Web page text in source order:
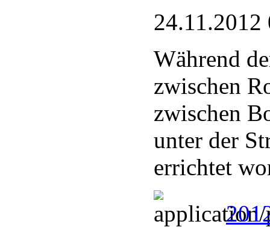
24.11.2012
Während
zwischen
zwischen
unter der
errichtet